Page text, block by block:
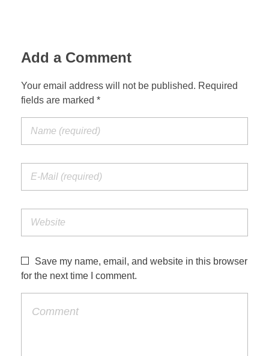
Add a Comment
Your email address will not be published. Required
fields are marked *
Save my name, email, and website in this browser
for the next time I comment.